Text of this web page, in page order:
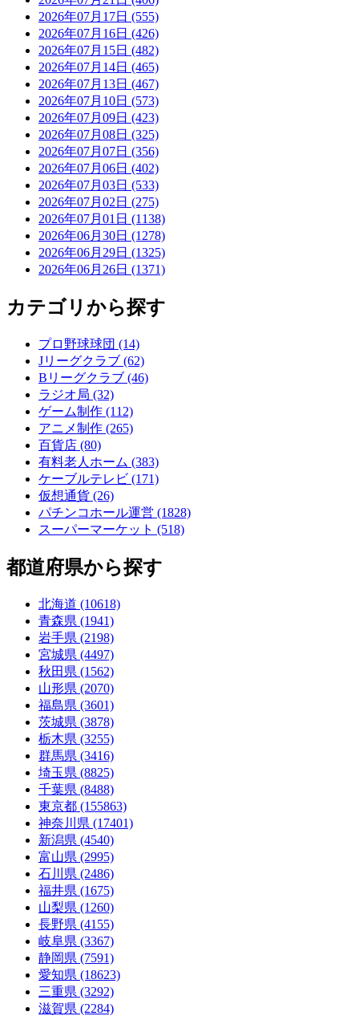
2026年07月17日 (555)
2026年07月16日 (426)
2026年07月15日 (482)
2026年07月14日 (465)
2026年07月13日 (467)
2026年07月10日 (573)
2026年07月09日 (423)
2026年07月08日 (325)
2026年07月07日 (356)
2026年07月06日 (402)
2026年07月03日 (533)
2026年07月02日 (275)
2026年07月01日 (1138)
2026年06月30日 (1278)
2026年06月29日 (1325)
2026年06月26日 (1371)
カテゴリから探す
プロ野球球団 (14)
Jリーグクラブ (62)
Bリーグクラブ (46)
ラジオ局 (32)
ゲーム制作 (112)
アニメ制作 (265)
百貨店 (80)
有料老人ホーム (383)
ケーブルテレビ (171)
仮想通貨 (26)
パチンコホール運営 (1828)
スーパーマーケット (518)
都道府県から探す
北海道 (10618)
青森県 (1941)
岩手県 (2198)
宮城県 (4497)
秋田県 (1562)
山形県 (2070)
福島県 (3601)
茨城県 (3878)
栃木県 (3255)
群馬県 (3416)
埼玉県 (8825)
千葉県 (8488)
東京都 (155863)
神奈川県 (17401)
新潟県 (4540)
富山県 (2995)
石川県 (2486)
福井県 (1675)
山梨県 (1260)
長野県 (4155)
岐阜県 (3367)
静岡県 (7591)
愛知県 (18623)
三重県 (3292)
滋賀県 (2284)